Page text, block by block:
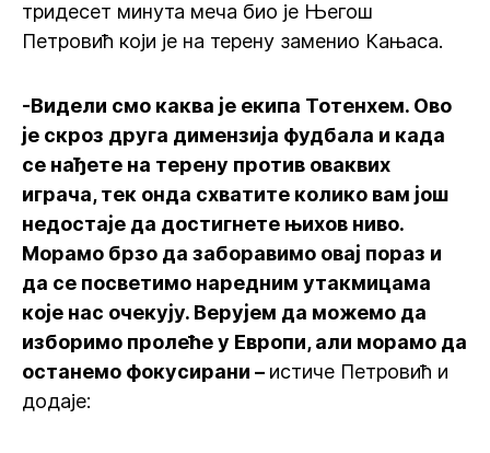
тридесет минута меча био је Његош
Петровић који је на терену заменио Кањаса.
-Видели смо каква је екипа Тотенхем. Ово
је скроз друга димензија фудбала и када
се нађете на терену против оваквих
играча, тек онда схватите колико вам још
недостаје да достигнете њихов ниво.
Морамо брзо да заборавимо овај пораз и
да се посветимо наредним утакмицама
које нас очекују. Верујем да можемо да
изборимо пролеће у Европи, али морамо да
останемо фокусирани – истиче Петровић и
додаје: